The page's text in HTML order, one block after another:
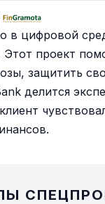
в
в цифровой
проект
защитить
делится